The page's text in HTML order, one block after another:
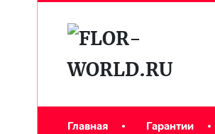
Главная Гарантии